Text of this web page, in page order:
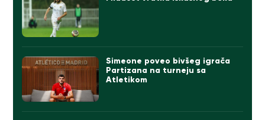
Simeone poveo bivšeg igrača
Partizana na turneju sa
Atletikom